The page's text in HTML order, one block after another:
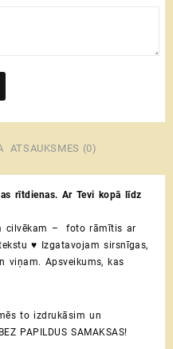
ATSAUKSMES (0)
rītdienas. Ar Tevi kopā līdz
cilvēkam – foto rāmītis ar
♥ Izgatavojam sirsnīgas,
viņam. Apsveikums, kas
to izdrukāsim un
PAPILDUS SAMAKSAS!